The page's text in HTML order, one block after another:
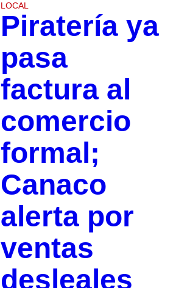
LOCAL
Piratería ya
pasa
factura al
comercio
formal;
Canaco
alerta por
ventas
desleales